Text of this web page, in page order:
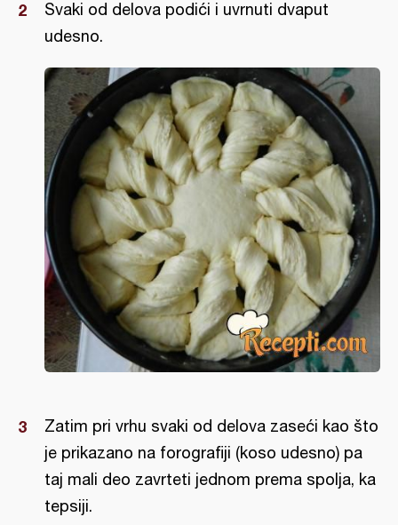
Svaki od delova podići i uvrnuti dvaput
udesno.
Zatim pri vrhu svaki od delova zaseći kao što
je prikazano na forografiji (koso udesno) pa
taj mali deo zavrteti jednom prema spolja, ka
tepsiji.